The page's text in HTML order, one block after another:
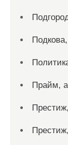
Прайм,